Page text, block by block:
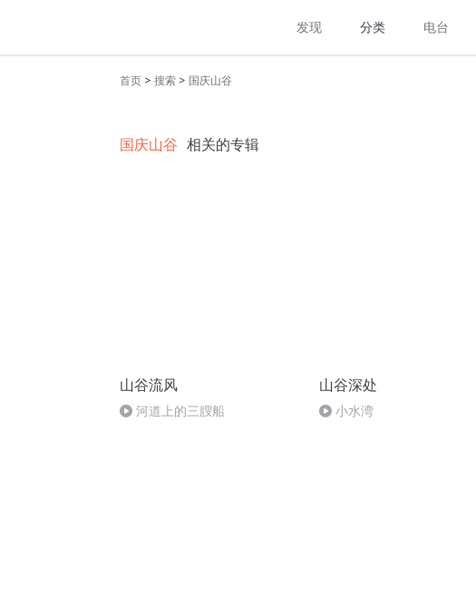
发现 分类 电台
首页 > 搜索 > 国庆山谷
国庆山谷 相关的专辑
山谷流风
河道上的三膄船
山谷深处
小水湾